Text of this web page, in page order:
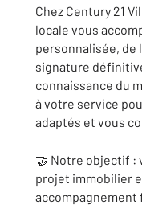
Chez Century 21
locale vous
personnalisée, de
signature
connaissance du
à votre service
adaptés et vous
🤝 Notre objectif :
projet immobilier